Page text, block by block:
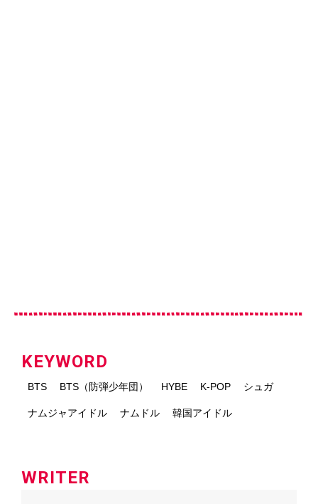
KEYWORD
BTS BTS（防弾少年団） HYBE K-POP シュガ
ナムジャアイドル ナムドル 韓国アイドル
WRITER